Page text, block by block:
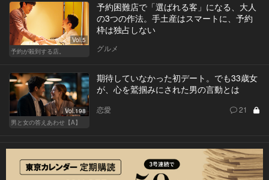
Vol.5
予約が殺到する店。
予約困難店で「選ばれる客」になる、大人
の3つの作法。手土産はスマートに、予約
枠は独占しない
グルメ
Vol.198
男と女の答えあわせ【A】
期待していなかった初デート。でも33歳女
が、心を鷲掴みにされた男の言動とは
恋愛 21